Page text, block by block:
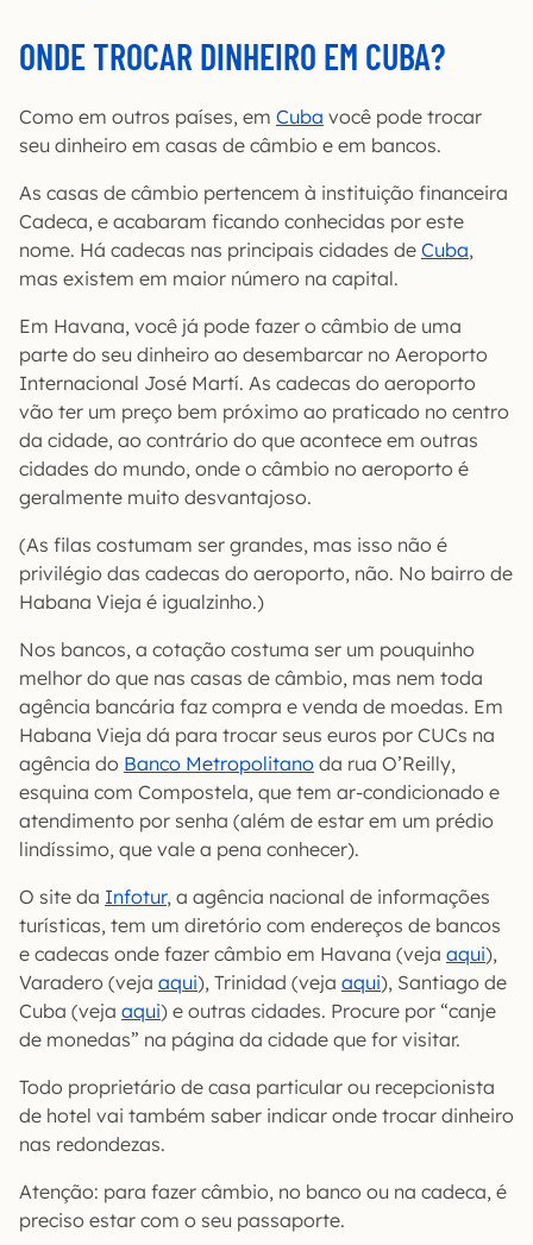
ONDE TROCAR DINHEIRO EM CUBA?
Como em outros países, em Cuba você pode trocar
seu dinheiro em casas de câmbio e em bancos.
As casas de câmbio pertencem à instituição financeira
Cadeca, e acabaram ficando conhecidas por este
nome. Há cadecas nas principais cidades de Cuba,
mas existem em maior número na capital.
Em Havana, você já pode fazer o câmbio de uma
parte do seu dinheiro ao desembarcar no Aeroporto
Internacional José Martí. As cadecas do aeroporto
vão ter um preço bem próximo ao praticado no centro
da cidade, ao contrário do que acontece em outras
cidades do mundo, onde o câmbio no aeroporto é
geralmente muito desvantajoso.
(As filas costumam ser grandes, mas isso não é
privilégio das cadecas do aeroporto, não. No bairro de
Habana Vieja é igualzinho.)
Nos bancos, a cotação costuma ser um pouquinho
melhor do que nas casas de câmbio, mas nem toda
agência bancária faz compra e venda de moedas. Em
Habana Vieja dá para trocar seus euros por CUCs na
agência do Banco Metropolitano da rua O’Reilly,
esquina com Compostela, que tem ar-condicionado e
atendimento por senha (além de estar em um prédio
lindíssimo, que vale a pena conhecer).
O site da Infotur, a agência nacional de informações
turísticas, tem um diretório com endereços de bancos
e cadecas onde fazer câmbio em Havana (veja aqui),
Varadero (veja aqui), Trinidad (veja aqui), Santiago de
Cuba (veja aqui) e outras cidades. Procure por “canje
de monedas” na página da cidade que for visitar.
Todo proprietário de casa particular ou recepcionista
de hotel vai também saber indicar onde trocar dinheiro
nas redondezas.
Atenção: para fazer câmbio, no banco ou na cadeca, é
preciso estar com o seu passaporte.